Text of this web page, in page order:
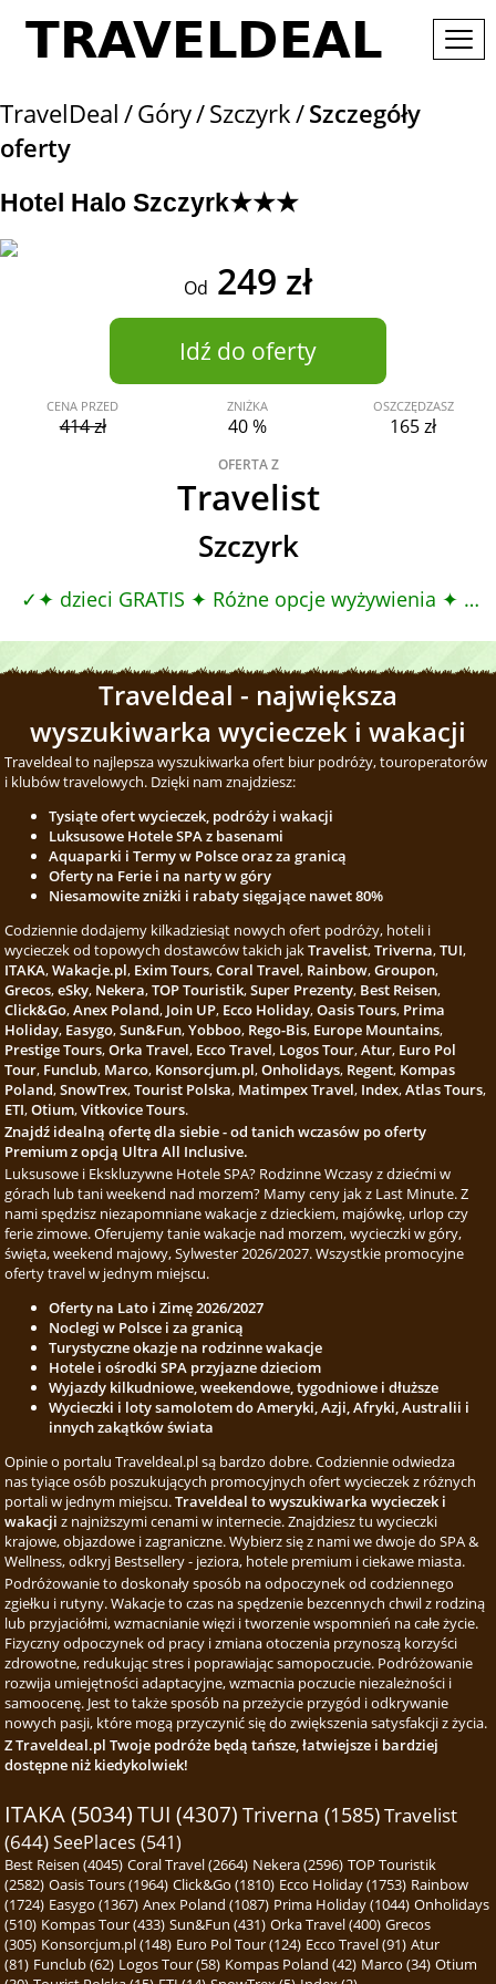
TravelDeal Góry Szczyrk Szczegóły
oferty
Hotel Halo Szczyrk★★★
Od 249 zł
Idź do oferty
CENA PRZED
414 zł
ZNIŻKA
40 %
OSZCZĘDZASZ
165 zł
OFERTA Z
Travelist
Szczyrk
✦ dzieci GRATIS ✦ Różne opcje wyżywienia ✦ Summer Black Weeks, Śniadania
Traveldeal - największa
wyszukiwarka wycieczek i wakacji
Traveldeal to najlepsza wyszukiwarka ofert biur podróży, touroperatorów
i klubów travelowych. Dzięki nam znajdziesz:
Tysiąte ofert wycieczek, podróży i wakacji
Luksusowe Hotele SPA z basenami
Aquaparki i Termy w Polsce oraz za granicą
Oferty na Ferie i na narty w góry
Niesamowite zniżki i rabaty sięgające nawet 80%
Codziennie dodajemy kilkadziesiąt nowych ofert podróży, hoteli i
wycieczek od topowych dostawców takich jakTravelist,Triverna,TUI,
ITAKA,Wakacje.pl, Exim Tours,Coral Travel, Rainbow,Groupon,
Grecos,eSky, Nekera,TOP Touristik,Super Prezenty, Best Reisen,
Click&Go,Anex Poland, Join UP, Ecco Holiday,Oasis Tours, Prima
Holiday, Easygo,Sun&Fun,Yobboo, Rego-Bis, Europe Mountains,
Prestige Tours,Orka Travel, Ecco Travel, Logos Tour,Atur, Euro Pol
Tour, Funclub, Marco, Konsorcjum.pl,Onholidays, Regent, Kompas
Poland,SnowTrex,Tourist Polska, Matimpex Travel, Index,Atlas Tours,
ETI,Otium,Vitkovice Tours.
Znajdź idealną ofertę dla siebie - od tanich wczasów po oferty
Premium z opcją Ultra All Inclusive.
Luksusowe i Ekskluzywne Hotele SPA? Rodzinne Wczasy z dziećmi w
górach lub tani weekend nad morzem? Mamy ceny jak z Last Minute. Z
nami spędzisz niezapomniane wakacje z dzieckiem, majówkę, urlop czy
ferie zimowe. Oferujemy tanie wakacje nad morzem, wycieczki w góry,
święta, weekend majowy, Sylwester 2026/2027. Wszystkie promocyjne
oferty travel w jednym miejscu.
Oferty na Lato i Zimę 2026/2027
Noclegi w Polsce i za granicą
Turystyczne okazje na rodzinne wakacje
Hotele i ośrodki SPA przyjazne dzieciom
Wyjazdy kilkudniowe, weekendowe, tygodniowe i dłuższe
Wycieczki i loty samolotem do Ameryki, Azji, Afryki, Australii i
innych zakątków świata
Opinie o portalu Traveldeal.pl są bardzo dobre. Codziennie odwiedza
nas tyiące osób poszukujących promocyjnych ofert wycieczek z różnych
portali w jednym miejscu.Traveldeal to wyszukiwarka wycieczek i
wakacji z najniższymi cenami w internecie. Znajdziesz tu wycieczki
krajowe, objazdowe i zagraniczne. Wybierz się z nami we dwoje do SPA &
Wellness, odkryj Bestsellery - jeziora, hotele premium i ciekawe miasta.
Podróżowanie to doskonały sposób na odpoczynek od codziennego
zgiełku i rutyny. Wakacje to czas na spędzenie bezcennych chwil z rodziną
lub przyjaciółmi, wzmacnianie więzi i tworzenie wspomnień na całe życie.
Fizyczny odpoczynek od pracy i zmiana otoczenia przynoszą korzyści
zdrowotne, redukując stres i poprawiając samopoczucie. Podróżowanie
rozwija umiejętności adaptacyjne, wzmacnia poczucie niezależności i
samoocenę. Jest to także sposób na przeżycie przygód i odkrywanie
nowych pasji, które mogą przyczynić się do zwiększenia satysfakcji z życia.
Z Traveldeal.pl Twoje podróże będą tańsze, łatwiejsze i bardziej
dostępne niż kiedykolwiek!
ITAKA (5034)TUI (4307) Triverna (1585)Travelist
(644) SeePlaces (541)
Best Reisen (4045) Coral Travel (2664) Nekera (2596) TOP Touristik
(2582) Oasis Tours (1964) Click&Go (1810) Ecco Holiday (1753) Rainbow
(1724) Easygo (1367) Anex Poland (1087) Prima Holiday (1044) Onholidays
(510) Kompas Tour (433) Sun&Fun (431) Orka Travel (400) Grecos
(305) Konsorcjum.pl (148) Euro Pol Tour (124) Ecco Travel (91) Atur
(81) Funclub (62) Logos Tour (58) Kompas Poland (42) Marco (34) Otium